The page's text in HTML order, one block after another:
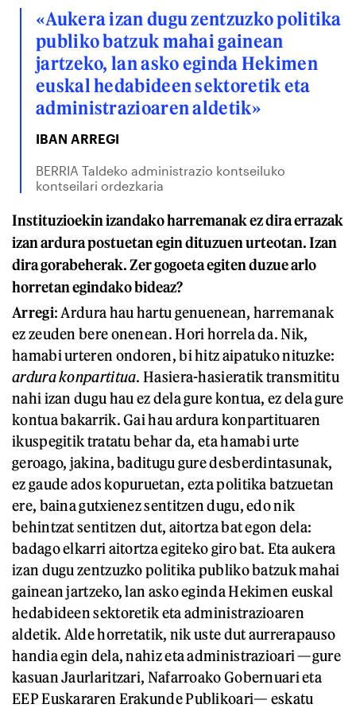
«Aukera izan dugu zentzuzko politika
publiko batzuk mahai gainean
jartzeko, lan asko eginda Hekimen
euskal hedabideen sektoretik eta
administrazioaren aldetik»
IBAN ARREGI
BERRIA Taldeko administrazio kontseiluko
kontseilari ordezkaria
Instituzioekin izandako harremanak ez dira errazak
izan ardura postuetan egin dituzuen urteotan. Izan
dira gorabeherak. Zer gogoeta egiten duzue arlo
horretan egindako bideaz?
Arregi: Ardura hau hartu genuenean, harremanak
ez zeuden bere onenean. Hori horrela da. Nik,
hamabi urteren ondoren, bi hitz aipatuko nituzke:
ardura konpartitua. Hasiera-hasieratik transmititu
nahi izan dugu hau ez dela gure kontua, ez dela gure
kontua bakarrik. Gai hau ardura konpartituaren
ikuspegitik tratatu behar da, eta hamabi urte
geroago, jakina, baditugu gure desberdintasunak,
ez gaude ados kopuruetan, ezta politika batzuetan
ere, baina gutxienez sentitzen dugu, edo nik
behintzat sentitzen dut, aitortza bat egon dela:
badago elkarri aitortza egiteko giro bat. Eta aukera
izan dugu zentzuzko politika publiko batzuk mahai
gainean jartzeko, lan asko eginda Hekimen euskal
hedabideen sektoretik eta administrazioaren
aldetik. Alde horretatik, nik uste dut aurrerapauso
handia egin dela, nahiz eta administrazioari —gure
kasuan Jaurlaritzari, Nafarroako Gobernuari eta
EEP Euskararen Erakunde Publikoari— eskatu